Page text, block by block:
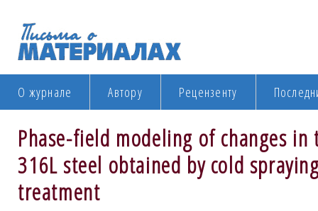
О журнале Автору Рецензенту
Phase-field modeling of changes
316L steel obtained by cold
treatment